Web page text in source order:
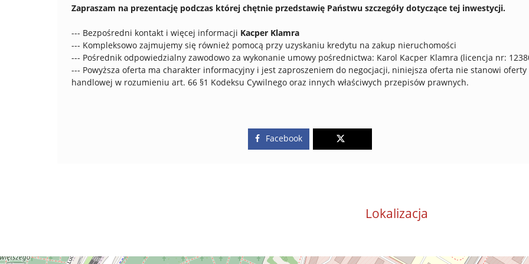
Zapraszam na prezentację podczas której chętnie przedstawię Państwu szczegóły dotyczące tej inwestycji.
--- Bezpośredni kontakt i więcej informacji Kacper Klamra
--- Kompleksowo zajmujemy się również pomocą przy uzyskaniu kredytu na zakup nieruchomości
--- Pośrednik odpowiedzialny zawodowo za wykonanie umowy pośrednictwa: Karol Kacper Klamra (licencja nr:
--- Powyższa oferta ma charakter informacyjny i jest zaproszeniem do negocjacji, niniejsza oferta nie stanowi oferty
handlowej w rozumieniu art. 66 §1 Kodeksu Cywilnego oraz innych właściwych przepisów prawnych.
Facebook
Lokalizacja